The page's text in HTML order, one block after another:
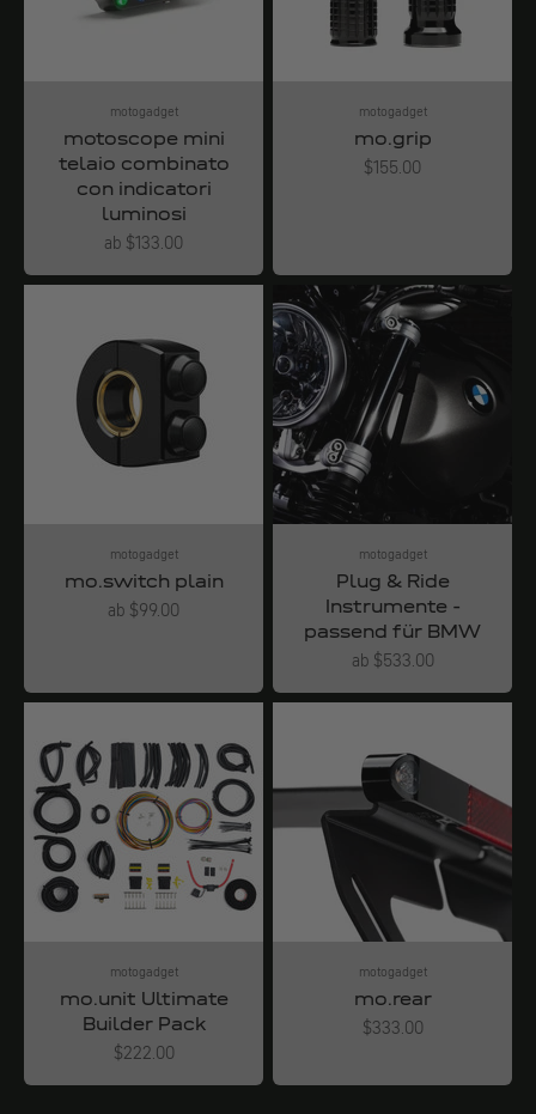
motogadget
motoscope mini
telaio combinato
con indicatori
luminosi
Angebot
ab $133.00
motogadget
mo.grip
Angebot
$155.00
motogadget
mo.switch plain
Angebot
ab $99.00
motogadget
Plug & Ride
Instrumente -
passend für BMW
Angebot
ab $533.00
motogadget
mo.unit Ultimate
Builder Pack
Angebot
$222.00
motogadget
mo.rear
Angebot
$333.00